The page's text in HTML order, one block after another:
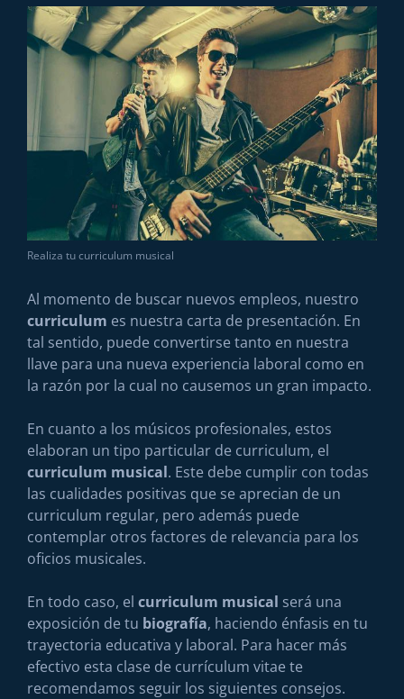
Realiza tu curriculum musical
Al momento de buscar nuevos empleos, nuestro
curriculum es nuestra carta de presentación. En
tal sentido, puede convertirse tanto en nuestra
llave para una nueva experiencia laboral como en
la razón por la cual no causemos un gran impacto.
En cuanto a los músicos profesionales, estos
elaboran un tipo particular de curriculum, el
curriculum musical. Este debe cumplir con todas
las cualidades positivas que se aprecian de un
curriculum regular, pero además puede
contemplar otros factores de relevancia para los
oficios musicales.
En todo caso, el curriculum musical será una
exposición de tu biografía, haciendo énfasis en tu
trayectoria educativa y laboral. Para hacer más
efectivo esta clase de currículum vitae te
recomendamos seguir los siguientes consejos.